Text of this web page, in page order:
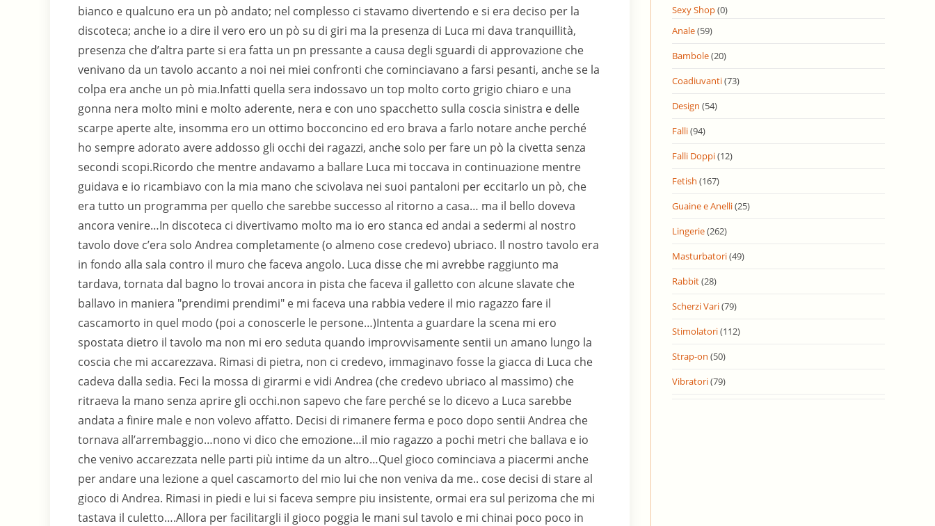
bianco e qualcuno era un pò andato; nel complesso ci stavamo divertendo e si era deciso per la
discoteca; anche io a dire il vero ero un pò su di giri ma la presenza di Luca mi dava tranquillità,
presenza che d’altra parte si era fatta un pn pressante a causa degli sguardi di approvazione che
venivano da un tavolo accanto a noi nei miei confronti che cominciavano a farsi pesanti, anche se la
colpa era anche un pò mia.Infatti quella sera indossavo un top molto corto grigio chiaro e una
gonna nera molto mini e molto aderente, nera e con uno spacchetto sulla coscia sinistra e delle
scarpe aperte alte, insomma ero un ottimo bocconcino ed ero brava a farlo notare anche perché
ho sempre adorato avere addosso gli occhi dei ragazzi, anche solo per fare un pò la civetta senza
secondi scopi.Ricordo che mentre andavamo a ballare Luca mi toccava in continuazione mentre
guidava e io ricambiavo con la mia mano che scivolava nei suoi pantaloni per eccitarlo un pò, che
era tutto un programma per quello che sarebbe successo al ritorno a casa… ma il bello doveva
ancora venire…In discoteca ci divertivamo molto ma io ero stanca ed andai a sedermi al nostro
tavolo dove c’era solo Andrea completamente (o almeno cose credevo) ubriaco. Il nostro tavolo era
in fondo alla sala contro il muro che faceva angolo. Luca disse che mi avrebbe raggiunto ma
tardava, tornata dal bagno lo trovai ancora in pista che faceva il galletto con alcune slavate che
ballavo in maniera "prendimi prendimi" e mi faceva una rabbia vedere il mio ragazzo fare il
cascamorto in quel modo (poi a conoscerle le persone…)Intenta a guardare la scena mi ero
spostata dietro il tavolo ma non mi ero seduta quando improvvisamente sentii un amano lungo la
coscia che mi accarezzava. Rimasi di pietra, non ci credevo, immaginavo fosse la giacca di Luca che
cadeva dalla sedia. Feci la mossa di girarmi e vidi Andrea (che credevo ubriaco al massimo) che
ritraeva la mano senza aprire gli occhi.non sapevo che fare perché se lo dicevo a Luca sarebbe
andata a finire male e non volevo affatto. Decisi di rimanere ferma e poco dopo sentii Andrea che
tornava all’arrembaggio…nono vi dico che emozione…il mio ragazzo a pochi metri che ballava e io
che venivo accarezzata nelle parti più intime da un altro…Quel gioco cominciava a piacermi anche
per andare una lezione a quel cascamorto del mio lui che non veniva da me.. cose decisi di stare al
gioco di Andrea. Rimasi in piedi e lui si faceva sempre piu insistente, ormai era sul perizoma che mi
tastava il culetto….Allora per facilitargli il gioco poggia le mani sul tavolo e mi chinai poco poco in
Sexy Shop(0)
Anale(59)
Bambole(20)
Coadiuvanti(73)
Design (54)
Falli(94)
Falli Doppi(12)
Fetish (167)
Guaine e Anelli(25)
Lingerie(262)
Masturbatori(49)
Rabbit(28)
Scherzi Vari(79)
Stimolatori(112)
Strap-on (50)
Vibratori(79)